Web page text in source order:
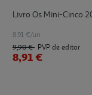
Livro Os Mini-Cinco
8.91 €/un
9,90 € PVP de editor
8,91 €